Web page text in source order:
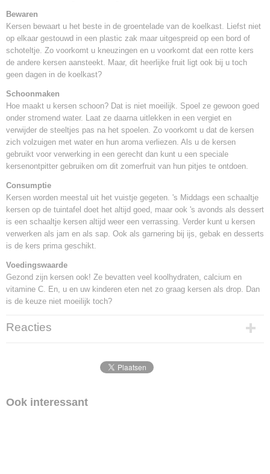
Levertijd
1-2 werkdagen
Bewaren
Kersen bewaart u het beste in de groentelade van de koelkast. Liefst niet
op elkaar gestouwd in een plastic zak maar uitgespreid op een bord of
schoteltje. Zo voorkomt u kneuzingen en u voorkomt dat een rotte kers
de andere kersen aansteekt. Maar, dit heerlijke fruit ligt ook bij u toch
geen dagen in de koelkast?
Schoonmaken
Hoe maakt u kersen schoon? Dat is niet moeilijk. Spoel ze gewoon goed
onder stromend water. Laat ze daarna uitlekken in een vergiet en
verwijder de steeltjes pas na het spoelen. Zo voorkomt u dat de kersen
zich volzuigen met water en hun aroma verliezen. Als u de kersen
gebruikt voor verwerking in een gerecht dan kunt u een speciale
kersenontpitter gebruiken om dit zomerfruit van hun pitjes te ontdoen.
Consumptie
Kersen worden meestal uit het vuistje gegeten. 's Middags een schaaltje
kersen op de tuintafel doet het altijd goed, maar ook 's avonds als dessert
is een schaaltje kersen altijd weer een verrassing. Verder kunt u kersen
verwerken als jam en als sap. Ook als garnering bij ijs, gebak en desserts
is de kers prima geschikt.
Voedingswaarde
Gezond zijn kersen ook! Ze bevatten veel koolhydraten, calcium en
vitamine C. En, u en uw kinderen eten net zo graag kersen als drop. Dan
is de keuze niet moeilijk toch?
Reacties
Ook interessant